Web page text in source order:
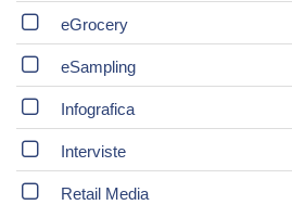
eGrocery
eSampling
Infografica
Interviste
Retail Media